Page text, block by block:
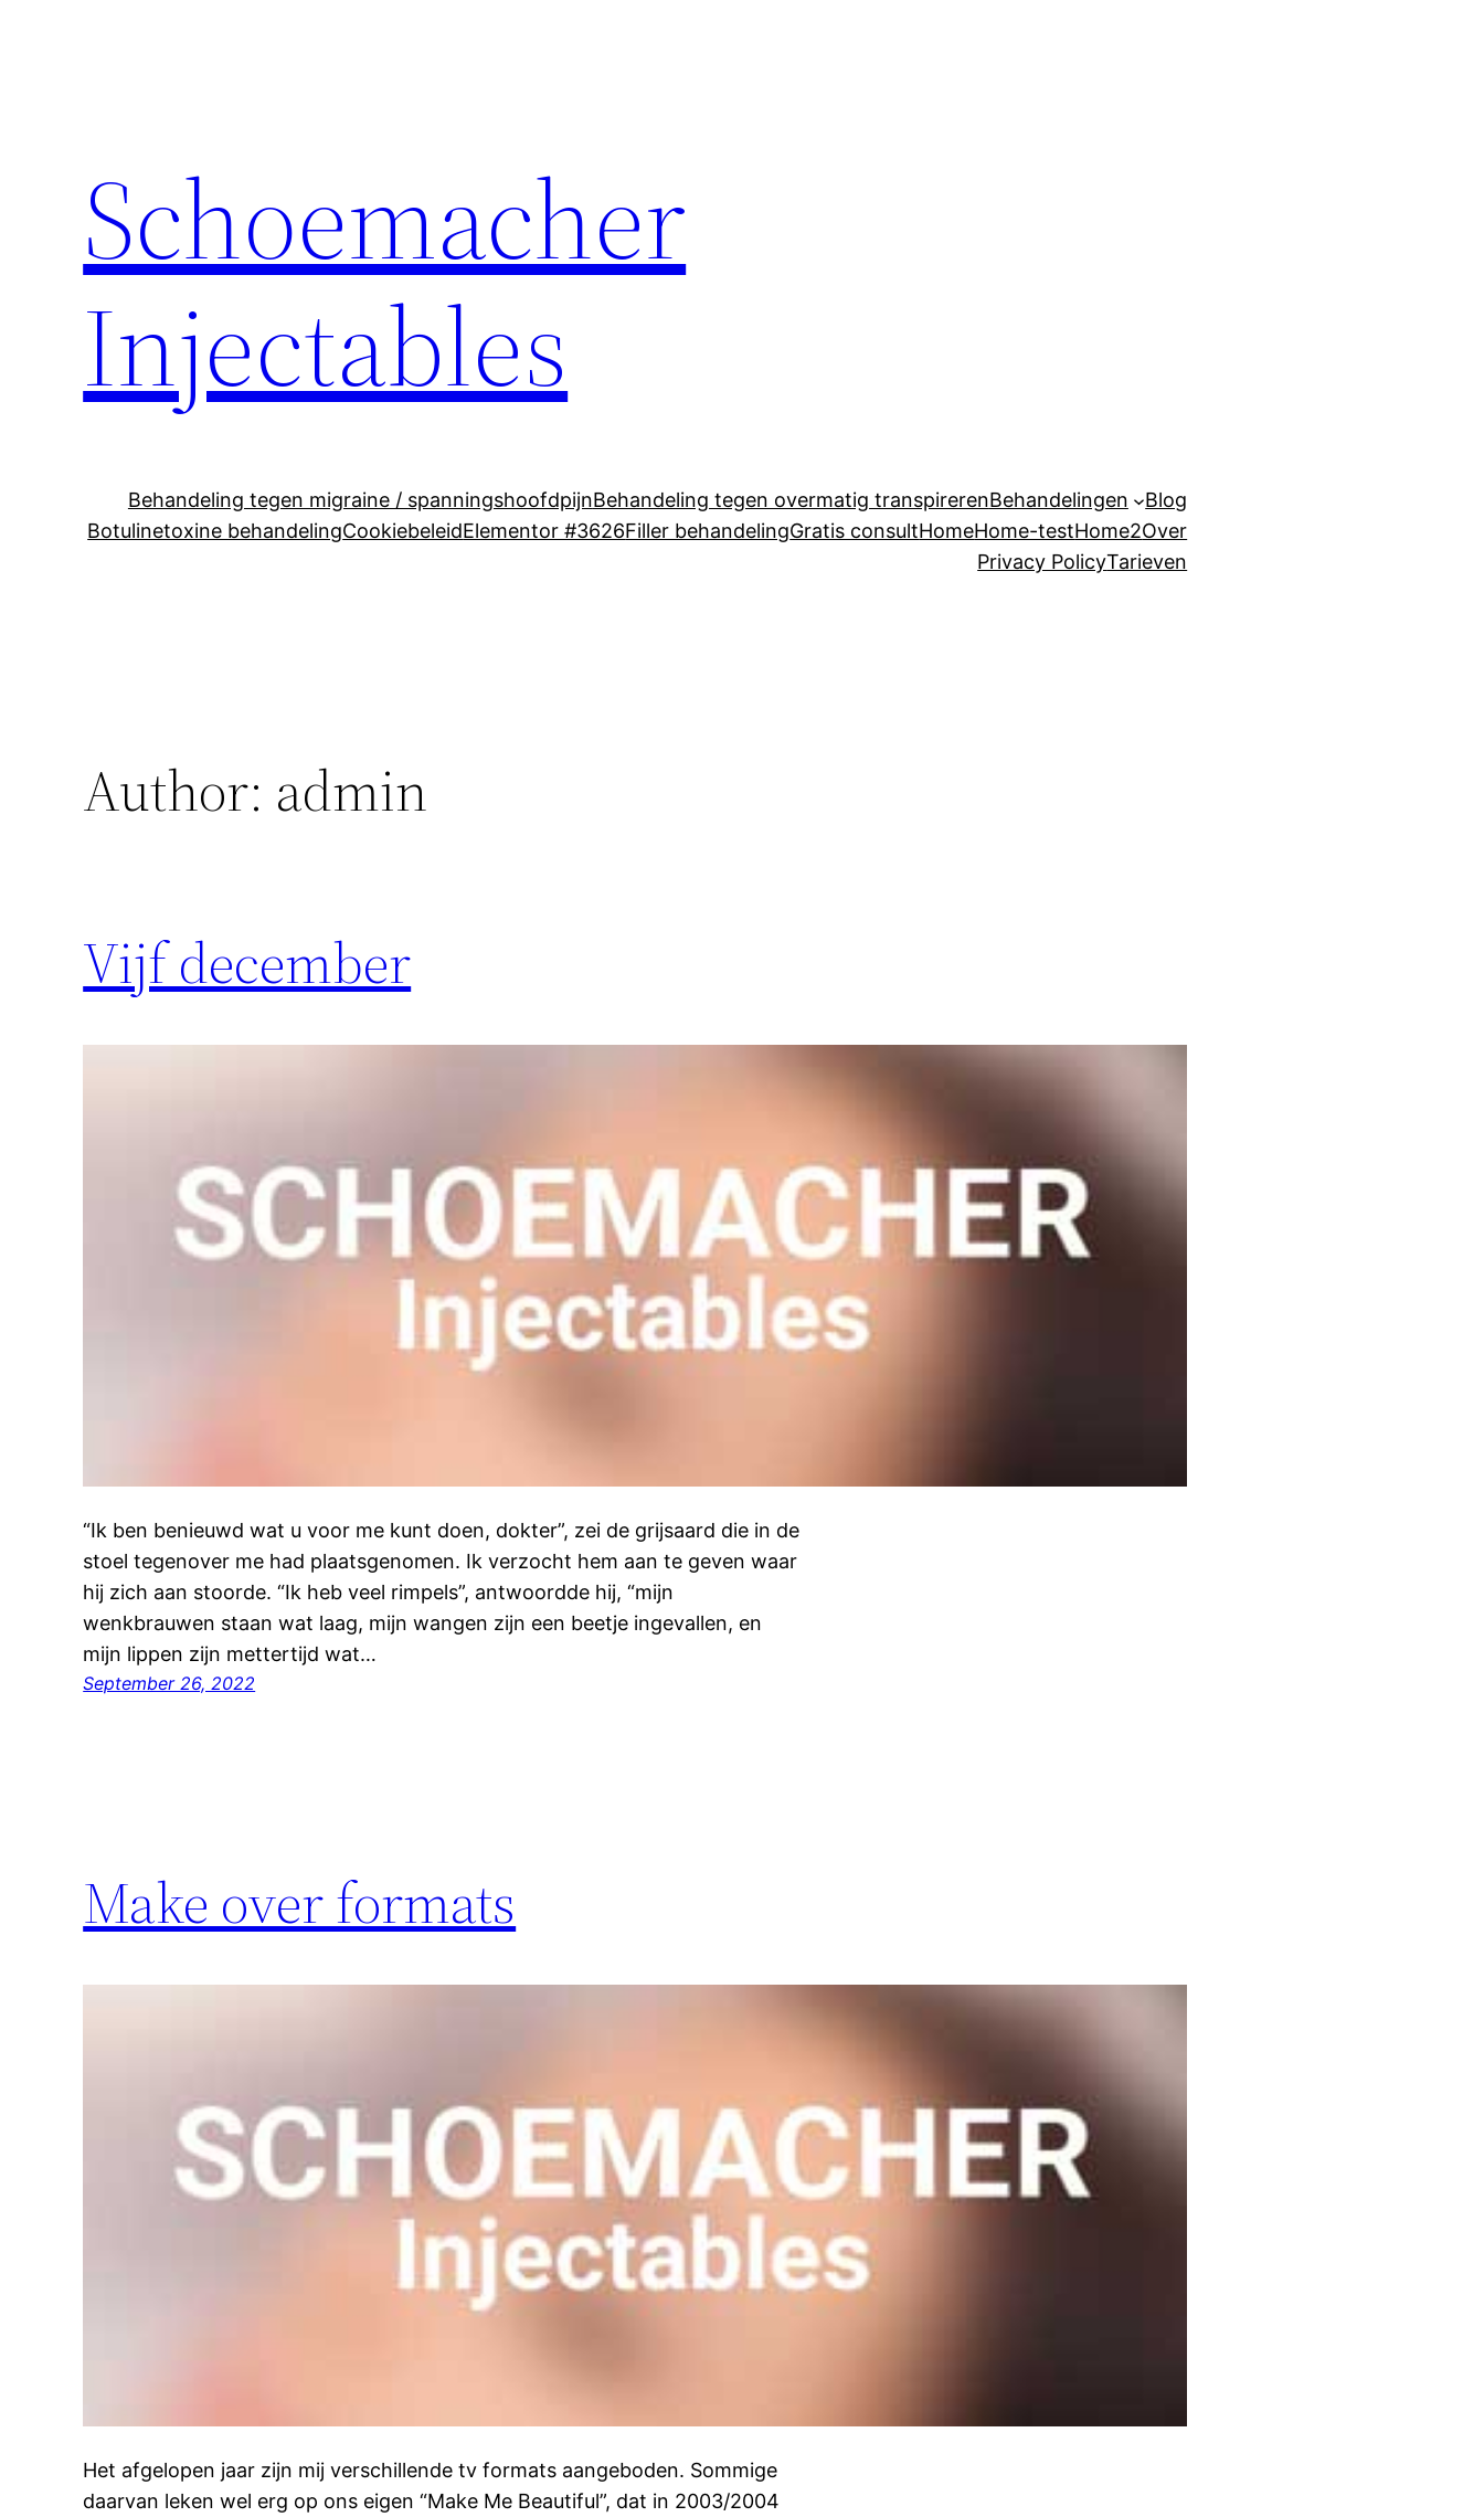
Schoemacher
Injectables
Behandeling tegen migraine / spanningshoofdpijnBehandeling tegen overmatig transpirerenBehandelingen
Blog
Botulinetoxine behandelingCookiebeleidElementor #3626Filler behandelingGratis consultHomeHome-testHome2Over
Privacy PolicyTarieven
Author: admin
Vijf december
“Ik ben benieuwd wat u voor me kunt doen, dokter”, zei de grijsaard die in de
stoel tegenover me had plaatsgenomen. Ik verzocht hem aan te geven waar
hij zich aan stoorde. “Ik heb veel rimpels”, antwoordde hij, “mijn
wenkbrauwen staan wat laag, mijn wangen zijn een beetje ingevallen, en
mijn lippen zijn mettertijd wat…
September 26, 2022
Make over formats
Het afgelopen jaar zijn mij verschillende tv formats aangeboden. Sommige
daarvan leken wel erg op ons eigen “Make Me Beautiful”, dat in 2003/2004